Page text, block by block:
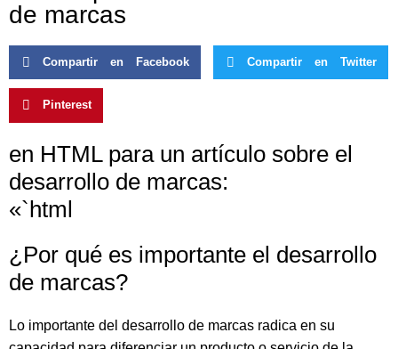
de marcas
Compartir en Facebook Compartir en Twitter
Pinterest
en HTML para un artículo sobre el
desarrollo de marcas:
«`html
¿Por qué es importante el desarrollo
de marcas?
Lo importante del desarrollo de marcas radica en su